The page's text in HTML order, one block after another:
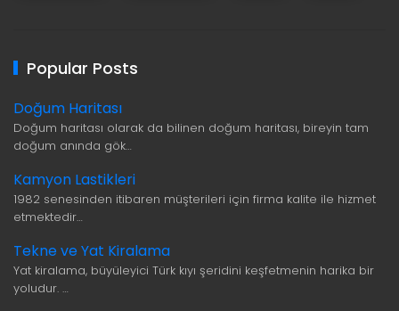
Popular Posts
Doğum Haritası
Doğum haritası olarak da bilinen doğum haritası, bireyin tam
doğum anında gök…
Kamyon Lastikleri
1982 senesinden itibaren müşterileri için firma kalite ile hizmet
etmektedir…
Tekne ve Yat Kiralama
Yat kiralama, büyüleyici Türk kıyı şeridini keşfetmenin harika bir
yoludur. …